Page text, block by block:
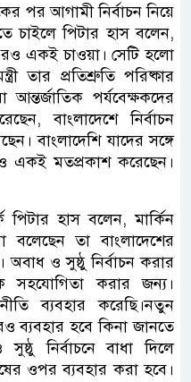
পর আগামী নির্বাচন নিয়ে
চাইলে পিটার হাস বলেন,
একই চাওয়া। সেটি হলো
তার প্রতিশ্রুতি পরিষ্কার
আন্তর্জাতিক পর্যবেক্ষকদের
বাংলাদেশে নির্বাচন
বাংলাদেশি যাদের সঙ্গে
একই মতপ্রকাশ করেছেন।
পিটার হাস বলেন, মার্কিন
যা বলেছেন তা বাংলাদেশের
ও সুষ্ঠু নির্বাচন করার
সহযোগিতা করার জন্য।
ব্যবহার করেছি।নতুন
ব্যবহার হবে কিনা জানতে
নির্বাচনে বাধা দিলে
ওপর ব্যবহার করা হবে।